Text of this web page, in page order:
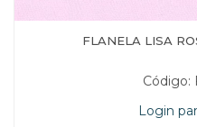
FLANELA LISA
Código:
Login